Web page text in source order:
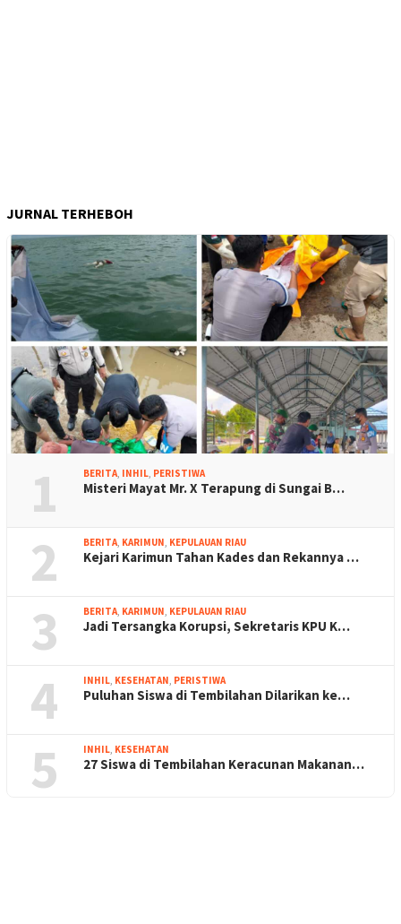
JURNAL TERHEBOH
1 BERITA, INHIL, PERISTIWA
Misteri Mayat Mr. X Terapung di Sungai B…
2 BERITA, KARIMUN, KEPULAUAN RIAU
Kejari Karimun Tahan Kades dan Rekannya …
3 BERITA, KARIMUN, KEPULAUAN RIAU
Jadi Tersangka Korupsi, Sekretaris KPU K…
4 INHIL, KESEHATAN, PERISTIWA
Puluhan Siswa di Tembilahan Dilarikan ke…
5 INHIL, KESEHATAN
27 Siswa di Tembilahan Keracunan Makanan…